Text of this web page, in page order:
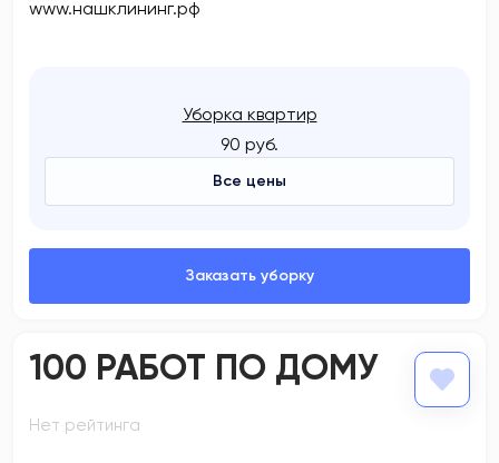
www.нашклининг.рф
Уборка квартир
90 руб.
Все цены
100 РАБОТ ПО ДОМУ
Нет рейтинга